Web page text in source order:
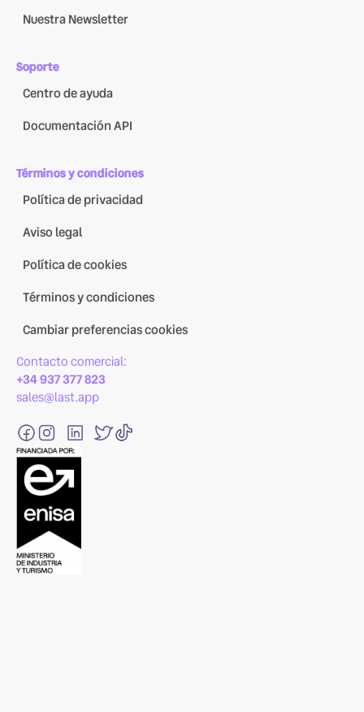
Nuestra Newsletter
Soporte
Centro de ayuda
Documentación API
Términos y condiciones
Política de privacidad
Aviso legal
Política de cookies
Términos y condiciones
Cambiar preferencias cookies
Contacto comercial:
+34 937 377 823
sales@last.app